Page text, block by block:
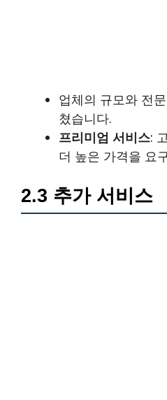
업체의 규모와 전
쳤습니다.
프리미엄 서비스:
더 높은 가격을 요
2.3 추가 서비스